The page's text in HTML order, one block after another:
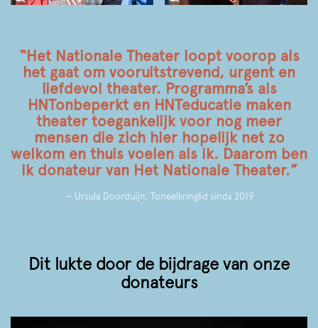
“Het Nationale Theater loopt voorop als
het gaat om vooruitstrevend, urgent en
liefdevol theater. Programma’s als
HNTonbeperkt en HNTeducatie maken
theater toegankelijk voor nog meer
mensen die zich hier hopelijk net zo
welkom en thuis voelen als ik. Daarom ben
ik donateur van Het Nationale Theater.”
— Ursula Doorduijn, Toneelkringlid sinds 2019
Dit lukte door de bijdrage van onze
donateurs